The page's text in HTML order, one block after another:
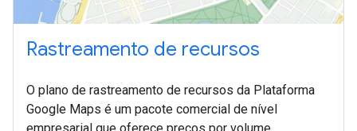
Rastreamento de recursos
O plano de rastreamento de recursos da Plataforma
Google Maps é um pacote comercial de nível